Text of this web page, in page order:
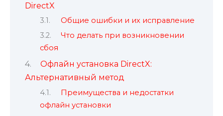
DirectX
Общие ошибки и их исправление
Что делать при возникновении
сбоя
Офлайн установка DirectX:
Альтернативный метод
Преимущества и недостатки
офлайн установки